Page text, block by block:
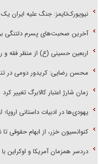
نیویورک‌تایمز: جنگ علیه ایران
آخرین صحبت‌های پسرم دلتنگی
اربعین حسینی (ع) از منظر فقه و
محسن رضایی: کریدور دومی در
زمان شارژ اعتبار کالابرگ تغییر کرد
یهودی‌ها در ادبیات داستانی اروپا؛
کنوانسیون خزر، از ابهام حقوقی تا
دردسر همزمان آمریکا و